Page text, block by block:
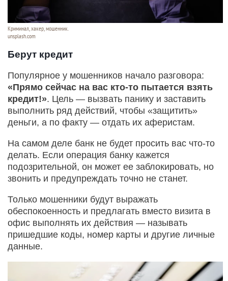
Криминал, хакер, мошенник.
unsplash.com
Берут кредит
Популярное у мошенников начало разговора:
«Прямо сейчас на вас кто-то пытается взять
кредит!». Цель — вызвать панику и заставить
выполнить ряд действий, чтобы «защитить»
деньги, а по факту — отдать их аферистам.
На самом деле банк не будет просить вас что-то
делать. Если операция банку кажется
подозрительной, он может ее заблокировать, но
звонить и предупреждать точно не станет.
Только мошенники будут выражать
обеспокоенность и предлагать вместо визита в
офис выполнять их действия — называть
пришедшие коды, номер карты и другие личные
данные.